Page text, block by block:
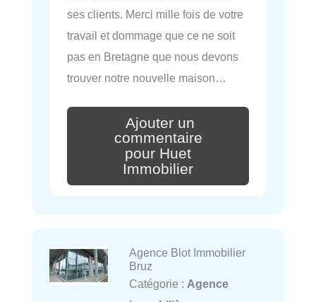
ses clients. Merci mille fois de votre
travail et dommage que ce ne soit
pas en Bretagne que nous devons
trouver notre nouvelle maison…
Ajouter un
commentaire
pour Huet
Immobilier
Agence Blot Immobilier
Bruz
Catégorie : Agence